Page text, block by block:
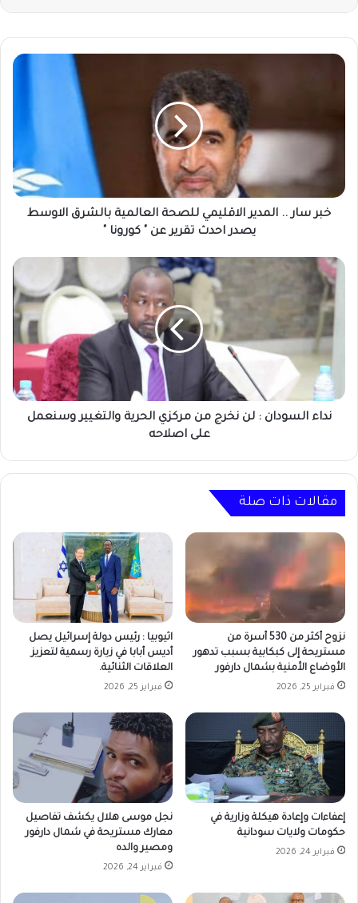
خبر
الاوسط
يصدر
عن
كورونا
خبر سار .. المدير الاقليمي للصحة العالمية بالشرق الاوسط
يصدر احدث تقرير عن " كورونا "
نداء
السودان
مركزي
الحرية
والتغيير
وسنعمل
نداء السودان : لن نخرج من مركزي الحرية والتغيير وسنعمل
على اصلاحه
مقالات ذات صلة
نزوح أكثر من 530 أسرة من
مستريحة إلى كبكابية بسبب تدهور
الأوضاع الأمنية بشمال دارفور
فبراير 25, 2026
اثيوبيا : رئيس دولة إسرائيل يصل
أديس أبابا في زيارة رسمية لتعزيز
العلاقات الثنائية.
فبراير 25, 2026
إعفاءات وإعادة هيكلة وزارية في
حكومات ولايات سودانية
فبراير 24, 2026
نجل موسى هلال يكشف تفاصيل
معارك مستريحة في شمال دارفور
ومصير والده
فبراير 24, 2026